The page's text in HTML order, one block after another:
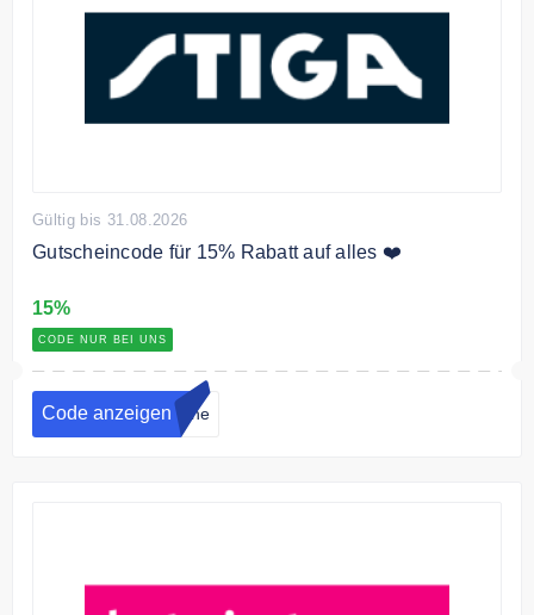
Gültig bis 31.08.2026
Gutscheincode für 15% Rabatt auf alles ❤️
15%
CODE NUR BEI UNS
Code anzeigen eine